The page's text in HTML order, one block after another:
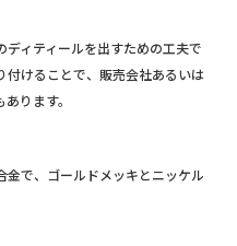
ィティールを出すための工夫で
付けることで、販売会社あるいは
ります。
金で、ゴールドメッキとニッケル